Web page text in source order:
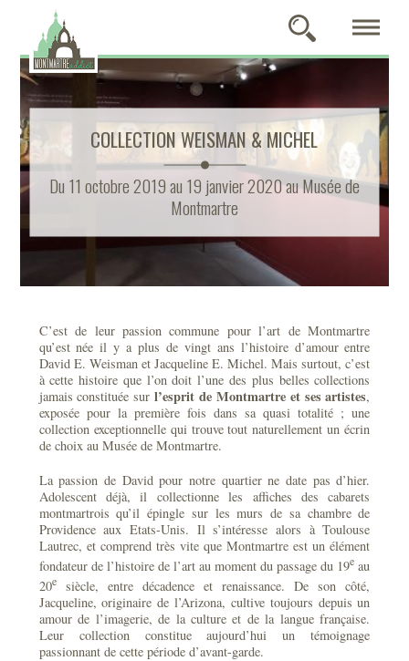
COLLECTION WEISMAN & MICHEL
Du 11 octobre 2019 au 19 janvier 2020 au Musée de
Montmartre
C’est de leur passion commune pour l’art de Montmartre
qu’est née il y a plus de vingt ans l’histoire d’amour entre
David E. Weisman et Jacqueline E. Michel. Mais surtout, c’est
à cette histoire que l’on doit l’une des plus belles collections
jamais constituée surl’esprit de Montmartre et ses artistes,
exposée pour la première fois dans sa quasi totalité ; une
collection exceptionnelle qui trouve tout naturellement un écrin
de choix au Musée de Montmartre.
La passion de David pour notre quartier ne date pas d’hier.
Adolescent déjà, il collectionne les affiches des cabarets
montmartrois qu’il épingle sur les murs de sa chambre de
Providence aux Etats-Unis. Il s’intéresse alors à Toulouse
Lautrec, et comprend très vite que Montmartre est un élément
fondateur de l’histoire de l’art au moment du passage du 19e au
20esiècle, entre décadence et renaissance. De son côté,
Jacqueline, originaire de l’Arizona, cultive toujours depuis un
amour de l’imagerie, de la culture et de la langue française.
Leur collection constitue aujourd’hui un témoignage
passionnant de cette période d’avant-garde.